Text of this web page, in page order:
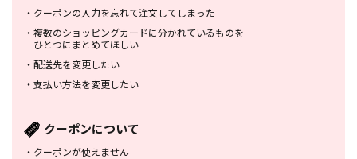
・ クーポンの入力を忘れて注文してしまった
・ 複数のショッピングカードに分かれているものを
ひとつにまとめてほしい
・ 配送先を変更したい
・ 支払い方法を変更したい
クーポンについて
・ クーポンが使えません